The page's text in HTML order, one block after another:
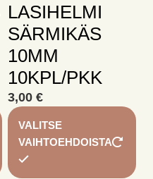
Tällä
tuotteella
useampi
LASIHELMI
SÄRMIKÄS
10MM
10KPL/PKK
3,00 €
VALITSE
VAIHTOEHDOISTA